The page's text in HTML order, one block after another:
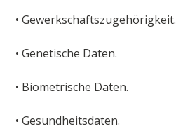
• Gewerkschaftszugehörigkeit.
• Genetische Daten.
• Biometrische Daten.
• Gesundheitsdaten.